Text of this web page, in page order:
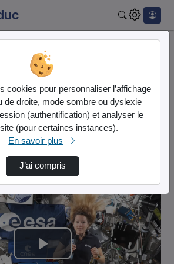
(BIA)
Sophie Adenot Bia Messag…
Eduscol - STI
chaîne
Aéronautique (BIA)
Lire
cookies pour personnaliser l’affichage
de droite, mode sombre ou dyslexie
(authentification) et analyser le
(pour certaines instances).
En savoir plus
J’ai compris